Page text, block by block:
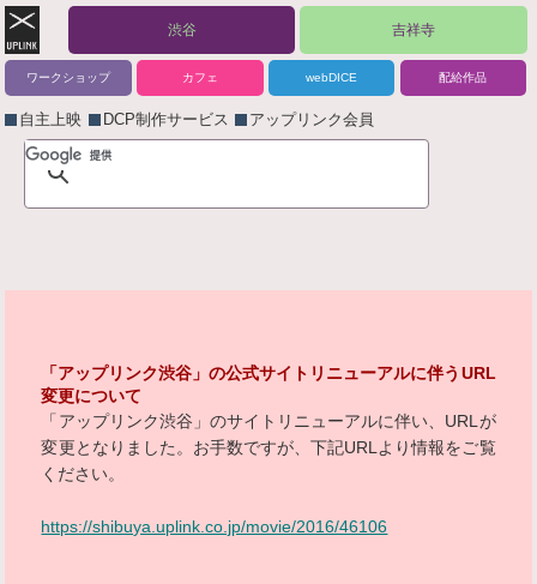
渋谷 吉祥寺
ワークショップ カフェ webDICE 配給作品
自主上映 DCP制作サービス アップリンク会員
「アップリンク渋谷」の公式サイトリニューアルに伴うURL
変更について
「アップリンク渋谷」のサイトリニューアルに伴い、URLが
変更となりました。お手数ですが、下記URLより情報をご覧
ください。
https://shibuya.uplink.co.jp/movie/2016/46106